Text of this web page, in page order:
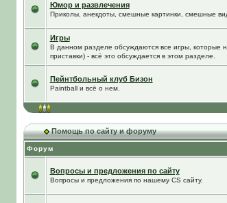
Юмор и развлечения
Приколы, анекдоты, смешные картинки, смешные
Игры
В данном разделе обсуждаются все игры, которые
приставки) - всё это обсуждается в этом разделе.
Пейнтбольный клуб Бизон
Paintball и всё о нем.
Помощь по сайту и форуму
Форум
Вопросы и предложения по сайту
Вопросы и предложения по нашему CS сайту.